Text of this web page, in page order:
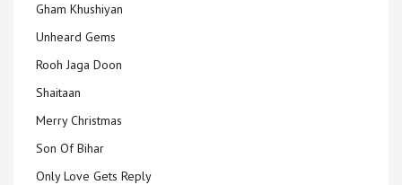
Gham Khushiyan
Unheard Gems
Rooh Jaga Doon
Shaitaan
Merry Christmas
Son Of Bihar
Only Love Gets Reply